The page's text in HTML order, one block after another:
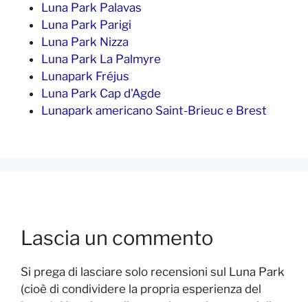
Luna Park Palavas
Luna Park Parigi
Luna Park Nizza
Luna Park La Palmyre
Lunapark Fréjus
Luna Park Cap d'Agde
Lunapark americano Saint-Brieuc e Brest
Lascia un commento
Si prega di lasciare solo recensioni sul Luna Park
(cioè di condividere la propria esperienza del